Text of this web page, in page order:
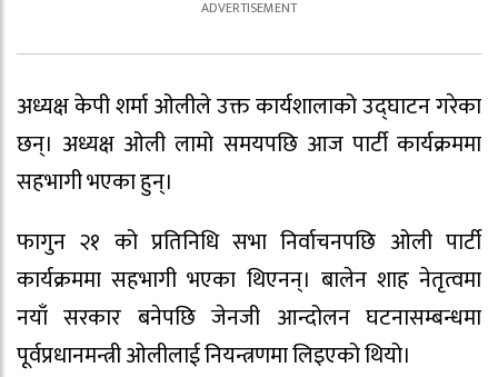
अध्यक्ष केपी शर्मा ओलीले उक्त कार्यशालाको उद्घाटन गरेका
छन्। अध्यक्ष ओली लामो समयपछि आज पार्टी कार्यक्रममा
सहभागी भएका हुन्।
फागुन २१ को प्रतिनिधि सभा निर्वाचनपछि ओली पार्टी
कार्यक्रममा सहभागी भएका थिएनन्। बालेन शाह नेतृत्वमा
नयाँ सरकार बनेपछि जेनजी आन्दोलन घटनासम्बन्धमा
पूर्वप्रधानमन्त्री ओलीलाई नियन्त्रणमा लिइएको थियो।